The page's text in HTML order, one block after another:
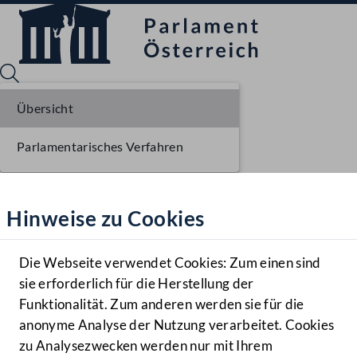
Hilfe
Benutzer
Navigationsmenü öffnen
MENÜ
Hinweise zu Cookies
Die Webseite verwendet Cookies: Zum einen sind
sie erforderlich für die Herstellung der
Funktionalität. Zum anderen werden sie für die
anonyme Analyse der Nutzung verarbeitet. Cookies
zu Analysezwecken werden nur mit Ihrem
Übersicht
Parlamentarisches Verfahren